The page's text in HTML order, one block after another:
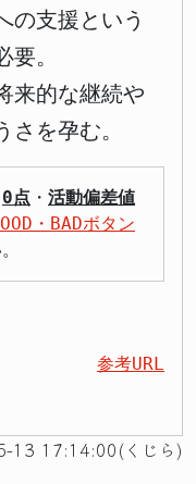
の支援という
。
来的な継続や
を孕む。
0点 ・ 活動偏差値
・BADボタン
参考URL
13 17:14:00(くじら)